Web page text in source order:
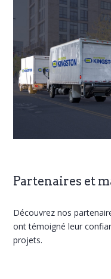
Partenaires et
Découvrez nos
ont témoigné leur
projets.